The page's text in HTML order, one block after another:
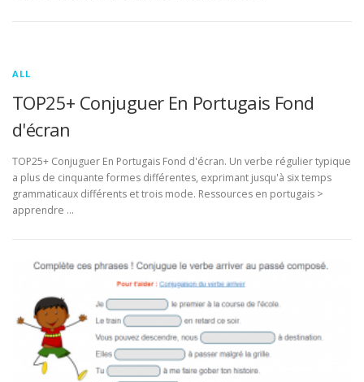
ALL
TOP25+ Conjuguer En Portugais Fond
d'écran
TOP25+ Conjuguer En Portugais Fond d'écran. Un verbe régulier typique
a plus de cinquante formes différentes, exprimant jusqu'à six temps
grammaticaux différents et trois mode. Ressources en portugais >
apprendre …